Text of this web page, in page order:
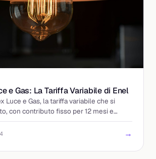
e Gas: La Tariffa Variabile di Enel
Luce e Gas, la tariffa variabile che si
con contributo fisso per 12 mesi e
→